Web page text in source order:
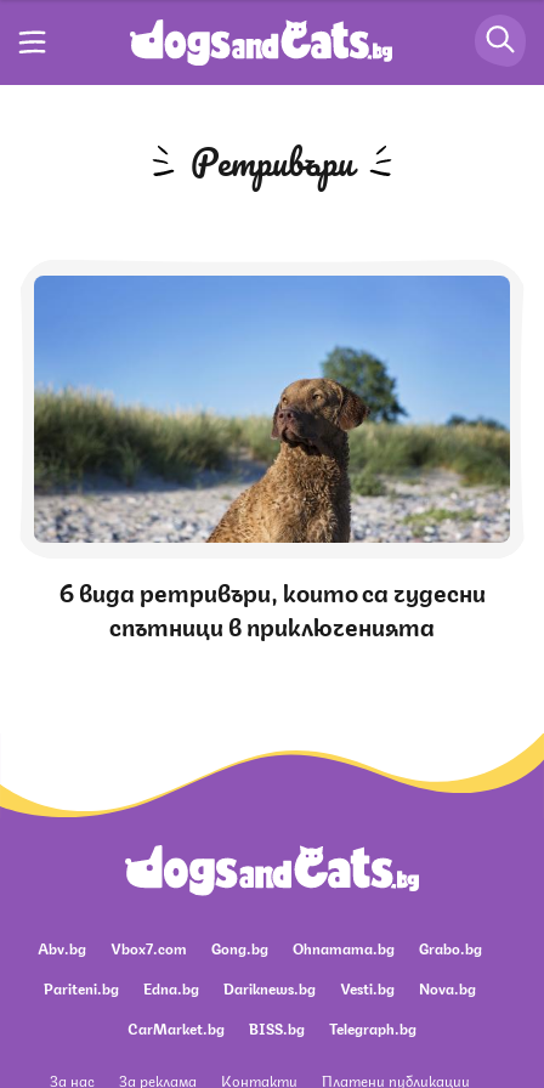
ретривъри
6 вида ретривъри, които са чудесни
спътници в приключенията
Abv.bg Vbox7.com Gong.bg Ohnamama.bg
Grabo.bg
Pariteni.bg
Edna.bg Dariknews.bg Vesti.bg
Nova.bg
CarMarket.bg
BISS.bg Telegraph.bg
За нас За реклама Контакти Платени публикации